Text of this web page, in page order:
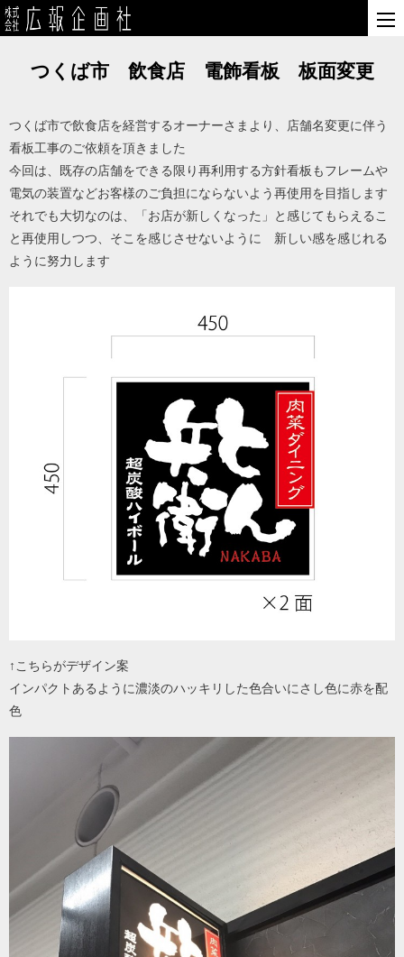
つくば市 飲食店 電飾看板 板面変更
つくば市で飲食店を経営するオーナーさまより、店舗名変更に伴う
看板工事のご依頼を頂きました
今回は、既存の店舗をできる限り再利用する方針看板もフレームや
電気の装置などお客様のご負担にならないよう再使用を目指します
それでも大切なのは、「お店が新しくなった」と感じてもらえるこ
と再使用しつつ、そこを感じさせないように 新しい感を感じれる
ように努力します
↑こちらがデザイン案
インパクトあるように濃淡のハッキリした色合いにさし色に赤を配
色